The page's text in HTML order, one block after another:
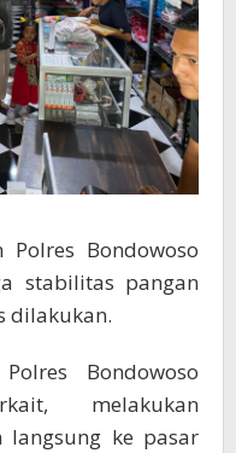
Polres Bondowoso
stabilitas pangan
dilakukan.
Bondowoso
melakukan
langsung ke pasar